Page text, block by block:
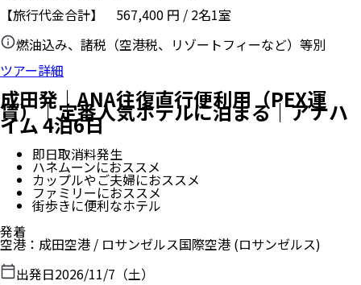
【旅行代金合計】 567,400 円 / 2名1室
燃油込み、諸税（空港税、リゾートフィーなど）等別
ツアー詳細
成田発｜ANA往復直行便利用（PEX運
賃）｜定番人気ホテルに泊まる｜アナハ
イム 4泊6日
即日取消料発生
ハネムーンにおススメ
カップルやご夫婦におススメ
ファミリーにおススメ
街歩きに便利なホテル
発着
空港 ： 成田空港 / ロサンゼルス国際空港 (ロサンゼルス)
出発日2026/11/7（土）